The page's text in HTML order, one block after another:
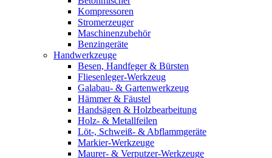
Kompressoren
Stromerzeuger
Maschinenzubehör
Benzingeräte
Handwerkzeuge
Besen, Handfeger & Bürsten
Fliesenleger-Werkzeug
Galabau- & Gartenwerkzeug
Hämmer & Fäustel
Handsägen & Holzbearbeitung
Holz- & Metallfeilen
Löt-, Schweiß- & Abflammgeräte
Markier-Werkzeuge
Maurer- & Verputzer-Werkzeuge